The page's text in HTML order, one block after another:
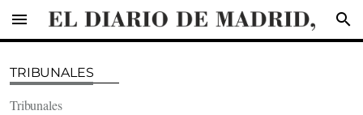
menu search
TRIBUNALES
Tribunales